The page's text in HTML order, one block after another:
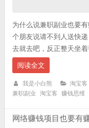
为什么说兼职副业也要
个朋友说请不到人送快
去就去吧，反正整天坐
阅读全文
我是小白熊 淘宝客
兼职副业
淘宝客 赚钱思维
网络赚钱项目也要有